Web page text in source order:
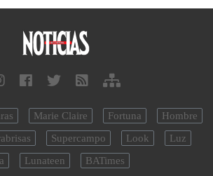
Marie Claire Fortuna
Hombre
Supercampo Look
Luz
Lunateen BATimes